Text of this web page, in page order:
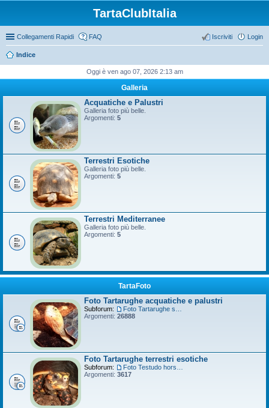
TartaClubItalia
Collegamenti Rapidi FAQ Login
Iscriviti
Indice
Oggi è ven ago 07, 2026 2:13 am
Galleria
Acquatiche e Palustri
Galleria foto più belle.
Argomenti: 5
Terrestri Esotiche
Galleria foto più belle.
Argomenti: 5
Terrestri Mediterranee
Galleria foto più belle.
Argomenti: 5
TartaFoto
Foto Tartarughe acquatiche e palustri
Subforum:
Argomenti: 26888
Foto Tartarughe terrestri esotiche
Subforum:
Argomenti: 3617